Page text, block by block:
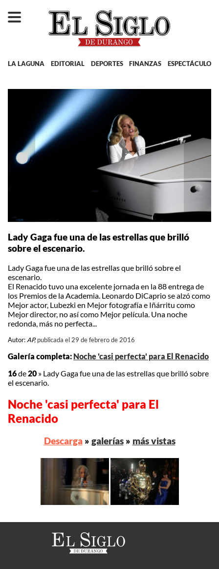
LA LAGUNA EDITORIAL DEPORTES FINANZAS ESPECTÁCULOS
Lady Gaga fue una de las estrellas que brilló
sobre el escenario.
Lady Gaga fue una de las estrellas que brilló sobre el
escenario.
El Renacido tuvo una excelente jornada en la 88 entrega de
los Premios de la Academia. Leonardo DiCaprio se alzó como
Mejor actor, Lubezki en Mejor fotografía e Iñárritu como
Mejor director, no así como Mejor película. Una noche
redonda, más no perfecta...
Autor: AP, publicada el 29 de febrero de 2016
Galería completa: Noche 'casi perfecta' para El Renacido
16de20 » Lady Gaga fue una de las estrellas que brilló sobre
el escenario.
Noche 'casi perfecta' para El
Renacido
Descarga» galerías» más vistas